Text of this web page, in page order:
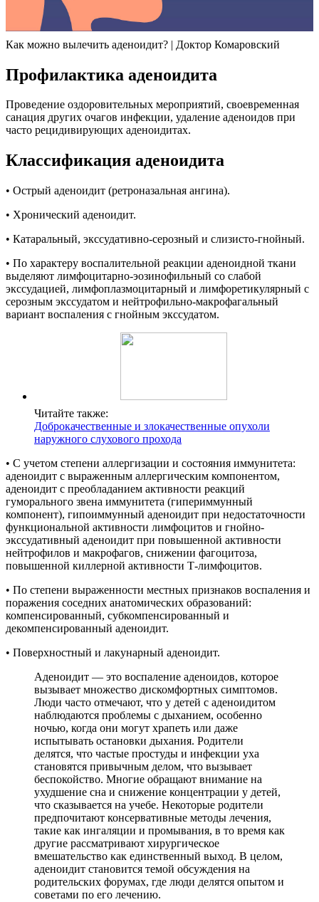
Как можно вылечить аденоидит? | Доктор Комаровский
Профилактика аденоидита
Проведение оздоровительных мероприятий, своевременная
санация других очагов инфекции, удаление аденоидов при
часто рецидивирующих аденоидитах.
Классификация аденоидита
• Острый аденоидит (ретроназальная ангина).
• Хронический аденоидит.
• Катаральный, экссудативно-серозный и слизисто-гнойный.
• По характеру воспалительной реакции аденоидной ткани
выделяют лимфоцитарно-эозинофильный со слабой
экссудацией, лимфоплазмоцитарный и лимфоретикулярный с
серозным экссудатом и нейтрофильно-макрофагальный
вариант воспаления с гнойным экссудатом.
Читайте также:
Доброкачественные и злокачественные опухоли
наружного слухового прохода
• С учетом степени аллергизации и состояния иммунитета:
аденоидит с выраженным аллергическим компонентом,
аденоидит с преобладанием активности реакций
гуморального звена иммунитета (гипериммунный
компонент), гипоиммунный аденоидит при недостаточности
функциональной активности лимфоцитов и гнойно-
экссудативный аденоидит при повышенной активности
нейтрофилов и макрофагов, снижении фагоцитоза,
повышенной киллерной активности Т-лимфоцитов.
• По степени выраженности местных признаков воспаления и
поражения соседних анатомических образований:
компенсированный, субкомпенсированный и
декомпенсированный аденоидит.
• Поверхностный и лакунарный аденоидит.
Аденоидит — это воспаление аденоидов, которое
вызывает множество дискомфортных симптомов.
Люди часто отмечают, что у детей с аденоидитом
наблюдаются проблемы с дыханием, особенно
ночью, когда они могут храпеть или даже
испытывать остановки дыхания. Родители
делятся, что частые простуды и инфекции уха
становятся привычным делом, что вызывает
беспокойство. Многие обращают внимание на
ухудшение сна и снижение концентрации у детей,
что сказывается на учебе. Некоторые родители
предпочитают консервативные методы лечения,
такие как ингаляции и промывания, в то время как
другие рассматривают хирургическое
вмешательство как единственный выход. В целом,
аденоидит становится темой обсуждения на
родительских форумах, где люди делятся опытом и
советами по его лечению.